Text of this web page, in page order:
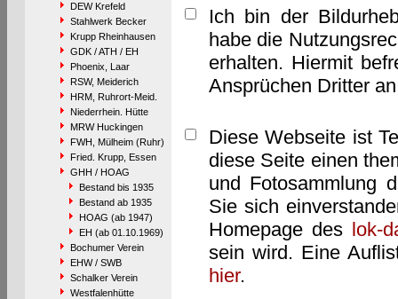
DEW Krefeld
Stahlwerk Becker
Krupp Rheinhausen
GDK / ATH / EH
Phoenix, Laar
RSW, Meiderich
HRM, Ruhrort-Meid.
Niederrhein. Hütte
MRW Huckingen
FWH, Mülheim (Ruhr)
Fried. Krupp, Essen
GHH / HOAG
Bestand bis 1935
Bestand ab 1935
HOAG (ab 1947)
EH (ab 01.10.1969)
Bochumer Verein
EHW / SWB
Schalker Verein
Westfalenhütte
Ich bin der
habe die
erhalten. Hiermit
Ansprüchen Dritter
Diese Webseite ist
diese Seite einen
und Fotosammlung
Sie sich
Homepage des lok-
sein wird. Eine
hier.